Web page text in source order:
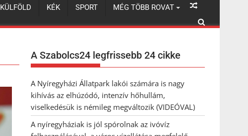
KÜLFÖLD KÉK SPORT MÉG TÖBB ROVAT
A Szabolcs24 legfrissebb 24 cikke
A Nyíregyházi Állatpark lakói számára is nagy
kihívás az elhúzódó, intenzív hőhullám,
viselkedésük is némileg megváltozik (VIDEÓVAL)
A nyíregyháziak is jól spórolnak az ivóvíz